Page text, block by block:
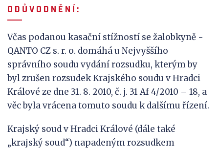
O D Ů VO D N Ě N Í:
Včas podanou kasační stížností se žalobkyně -
QANTO CZ s. r. o. domáhá u Nejvyššího
správního soudu vydání rozsudku, kterým by
byl zrušen rozsudek Krajského soudu v Hradci
Králové ze dne 31. 8. 2010, č. j. 31 Af 4/2010 – 18, a
věc byla vrácena tomuto soudu k dalšímu řízení.
Krajský soud v Hradci Králové (dále také
„krajský soud“) napadeným rozsudkem